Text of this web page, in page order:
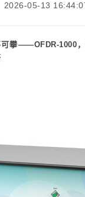
2026-05-13
攀——OFDR-1000